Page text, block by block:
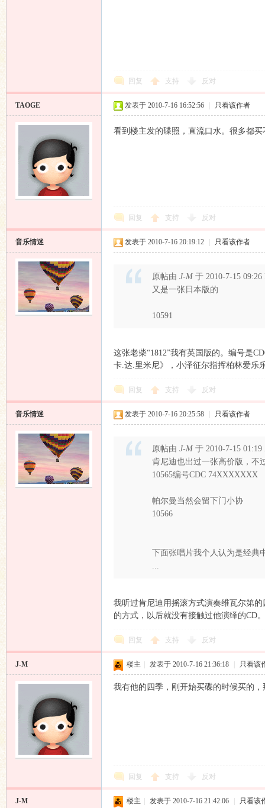
回复 支持 反对
TAOGE 发表于 2010-7-16 16:52:56 只看该作者
看到楼主发的碟照，直流口水。很多都买
回复 支持 反对
音乐情迷 发表于 2010-7-16 20:19:12 只看该作者
原帖由 J-M于 2010-7-15
又是一张日本版的
10591
这张老柴“1812”我有英国版的。编号是
卡.达.里米尼》，小泽征尔指挥柏林爱乐
回复 支持 反对
音乐情迷 发表于 2010-7-16 20:25:58 只看该作者
原帖由 J-M于 2010-7-15
肯尼迪也出过一张高价版，不
10565编号CDC 74XXXXXXX
帕尔曼当然会留下门小协
10566
下面张唱片我个人认为是经典
...
我听过肯尼迪用摇滚方式演奏维瓦尔第
的方式，以后就没有接触过他演绎的CD。
回复 支持 反对
J-M 楼主 发表于 2010-7-16 21:36:18 只看该
我有他的四季，刚开始买碟的时候买的
回复 支持 反对
J-M 楼主 发表于 2010-7-16 21:42:06 只看该